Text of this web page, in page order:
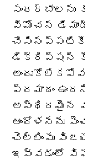
సందర్భాలను
విమోచన
డిక్రిప్షన్
ప్రమాదం
అస్థిరమైన
ఆందోళనను
చెల్లింపు
ఇవ్వడంలో